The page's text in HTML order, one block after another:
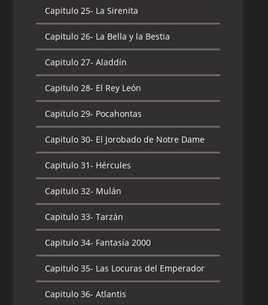
Capitulo 25- La Sirenita
Capitulo 26- La Bella y la Bestia
Capitulo 27- Aladdín
Capitulo 28- El Rey León
Capitulo 29- Pocahontas
Capitulo 30- El Jorobado de Notre Dame
Capitulo 31- Hércules
Capitulo 32- Mulán
Capitulo 33- Tarzán
Capitulo 34- Fantasía 2000
Capitulo 35- Las Locuras del Emperador
Capitulo 36- Atlantis